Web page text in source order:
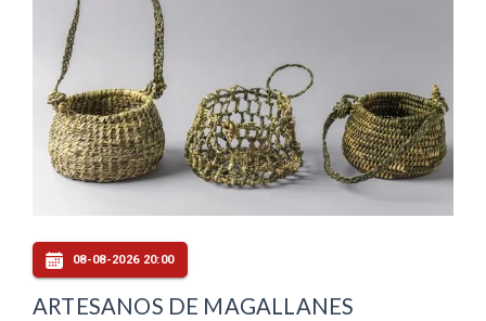
08-08-2026 20:00
ARTESANOS DE MAGALLANES